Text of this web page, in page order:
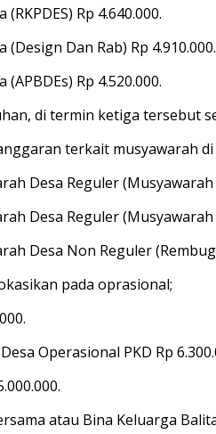
Rp 4.640.000.
Dan Rab) Rp 4.910.000.
Rp 4.520.000.
di termin ketiga tersebut
terkait musyawarah
Desa Reguler (Musyawarah
Desa Reguler (Musyawarah
Desa Non Reguler
pada oprasional;
Operasional PKD Rp
atau Bina Keluarga